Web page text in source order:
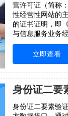
营许可证（简称
性经营性网站的
的证书证明，即
与信息服务业务
办理ICP经营许可
务业务经营许可
经营许可证其中
立即查看
身份证二要
身份证二要素验